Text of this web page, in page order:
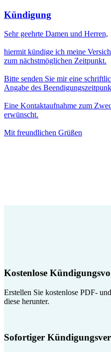
Kündigung
Sehr geehrte Damen und Herren,
hiermit kündige ich meine
zum nächstmöglichen Zeitpunkt.
Bitte senden Sie mir eine
Angabe des
Eine Kontaktaufnahme zum
erwünscht.
Mit freundlichen Grüßen
Kostenlose
Erstellen Sie kostenlose PDF-
diese herunter.
Sofortiger